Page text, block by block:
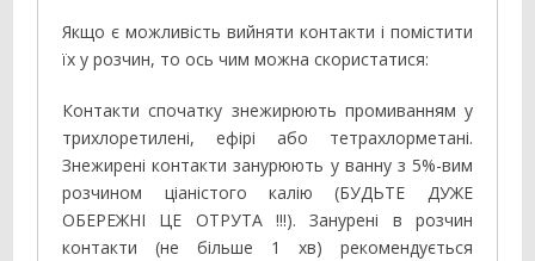
Якщо є можливість вийняти контакти і помістити
їх у розчин, то ось чим можна скористатися:
Контакти спочатку знежирюють промиванням у
трихлоретилені, ефірі або тетрахлорметані.
Знежирені контакти занурюють у ванну з 5%-вим
розчином ціаністого калію (БУДЬТЕ ДУЖЕ
ОБЕРЕЖНІ ЦЕ ОТРУТА !!!). Занурені в розчин
контакти (не більше 1 хв) рекомендується